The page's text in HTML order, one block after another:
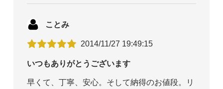
ことみ
2014/11/27 19:49:15
いつもありがとうございます
早くて、丁寧、安心。そして納得のお値段。リ